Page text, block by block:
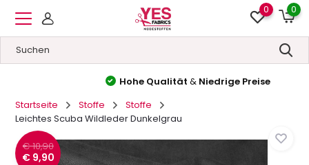
0 0
Hohe Qualität&Niedrige Preise
Startseite
Stoffe
Stoffe
Leichtes Scuba Wildleder Dunkelgrau
€ 10,90
€ 9,90